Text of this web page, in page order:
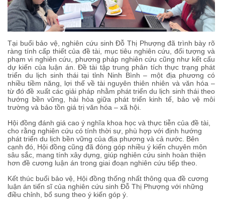
Tại buổi bảo vệ, nghiên cứu sinh Đỗ Thị Phượng đã trình bày rõ
ràng tính cấp thiết của đề tài, mục tiêu nghiên cứu, đối tượng và
phạm vi nghiên cứu, phương pháp nghiên cứu cũng như kết cấu
dự kiến của luận án. Đề tài tập trung phân tích thực trạng phát
triển du lịch sinh thái tại tỉnh Ninh Bình – một địa phương có
nhiều tiềm năng, lợi thế về tài nguyên thiên nhiên và văn hóa –
từ đó đề xuất các giải pháp nhằm phát triển du lịch sinh thái theo
hướng bền vững, hài hòa giữa phát triển kinh tế, bảo vệ môi
trường và bảo tồn giá trị văn hóa – xã hội.
Hội đồng đánh giá cao ý nghĩa khoa học và thực tiễn của đề tài,
cho rằng nghiên cứu có tính thời sự, phù hợp với định hướng
phát triển du lịch bền vững của địa phương và cả nước. Bên
cạnh đó, Hội đồng cũng đã đóng góp nhiều ý kiến chuyên môn
sâu sắc, mang tính xây dựng, giúp nghiên cứu sinh hoàn thiện
hơn đề cương luận án trong giai đoạn nghiên cứu tiếp theo.
Kết thúc buổi bảo vệ, Hội đồng thống nhất thông qua đề cương
luận án tiến sĩ của nghiên cứu sinh Đỗ Thị Phượng với những
điều chỉnh, bổ sung theo ý kiến góp ý.